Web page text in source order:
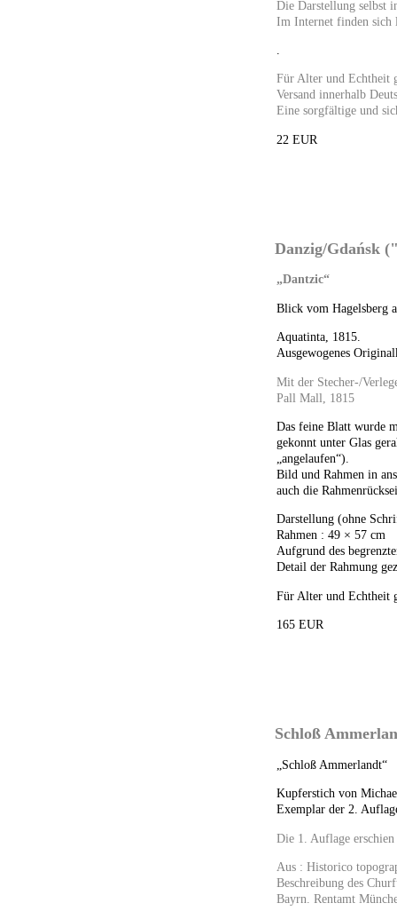
Die Darstellung selbst
Im Internet finden sich
Für Alter und Echtheit
Versand innerhalb
Eine sorgfältige und
22 EUR
Danzig/Gdańsk
„Dantzic“
Blick vom Hagelsberg
Aquatinta, 1815.
Ausgewogenes
Mit der Stecher-/
Pall Mall, 1815
Das feine Blatt wurde
gekonnt unter Glas
„angelaufen“).
Bild und Rahmen in
auch die
Darstellung (ohne
Rahmen : 49 × 57 cm
Aufgrund des
Detail der Rahmung
Für Alter und Echtheit
165 EUR
Schloß
„Schloß Ammerlandt“
Kupferstich von
Exemplar der 2.
Die 1. Auflage
Aus : Historico
Beschreibung des
Bayrn. Rentamt